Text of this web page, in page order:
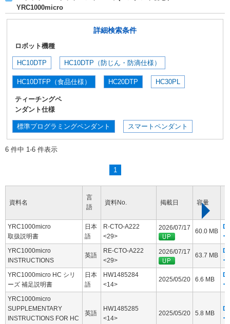
YRC1000micro
詳細検索条件
ロボット機種
HC10DTP HC10DTP（防じん・防滴仕様）
HC10DTFP（食品仕様） HC20DTP HC30PL
ティーチングペ
ンダント仕様
標準プログラミングペンダント スマートペンダント
6 件中 1-6 件表示
1
資料名
言
語
資料No. 掲載日 容量
YRC1000micro
取扱説明書
日本
語
R-CTO-A222
<29>
2026/07/17 60.0 MB
YRC1000micro
INSTRUCTIONS
英語
RE-CTO-A222
<29>
2026/07/17 63.7 MB
YRC1000micro HC シリ
ーズ 補足説明書
日本
語
HW1485284
<14>
2025/05/20 6.6 MB
YRC1000micro
SUPPLEMENTARY
INSTRUCTIONS FOR HC
英語
HW1485285
<14>
2025/05/20 5.8 MB